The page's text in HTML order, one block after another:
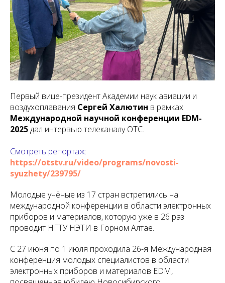
Первый вице-президент Академии наук авиации и
воздухоплавания Сергей Халютин в рамках
Международной научной конференции EDM-
2025дал интервью телеканалу ОТС.
Смотреть репортаж:
https://otstv.ru/video/programs/novosti-
syuzhety/239795/
Молодые учёные из 17 стран встретились на
международной конференции в области электронных
приборов и материалов, которую уже в 26 раз
проводит НГТУ НЭТИ в Горном Алтае.
С 27 июня по 1 июля проходила 26-я Международная
конференция молодых специалистов в области
электронных приборов и материалов EDM,